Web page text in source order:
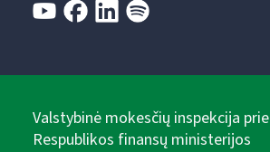
Valstybinė mokesčių inspekcija
Respublikos finansų ministerijos